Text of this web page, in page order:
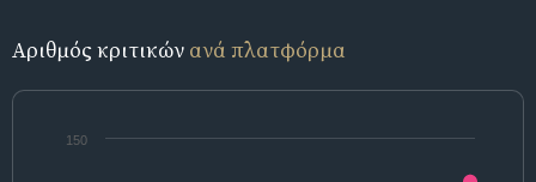
Αριθμός κριτικών ανά πλατφόρμα
150